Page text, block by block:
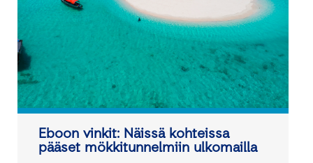
Eboon vinkit: Näissä kohteissa
pääset mökkitunnelmiin ulkomailla